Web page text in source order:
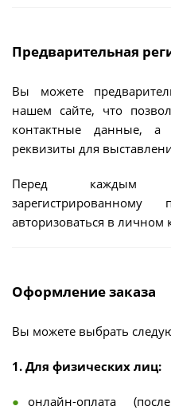
Предварительная
Вы можете
нашем сайте, что
контактные данные,
реквизиты для
Перед каждым
зарегистрированному
авторизоваться в личном
Оформление заказа
Вы можете выбрать
1. Для физических лиц:
онлайн-оплата